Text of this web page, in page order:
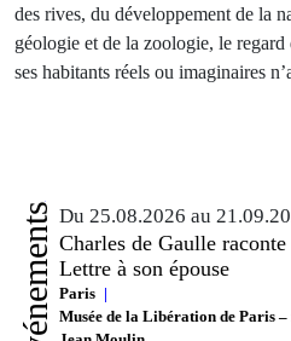
des rives, du développement de la
géologie et de la zoologie, le regard
ses habitants réels ou imaginaires
Événements Du 25.08.2026 au
Charles de Gaulle
Lettre à son épouse
Paris
Musée de la Libération de Paris